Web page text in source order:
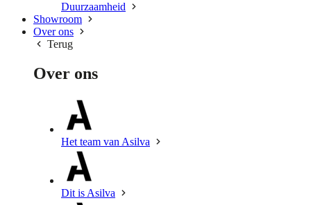
Duurzaamheid
Showroom
Over ons
Terug
Over ons
Het team van Asilva
Dit is Asilva